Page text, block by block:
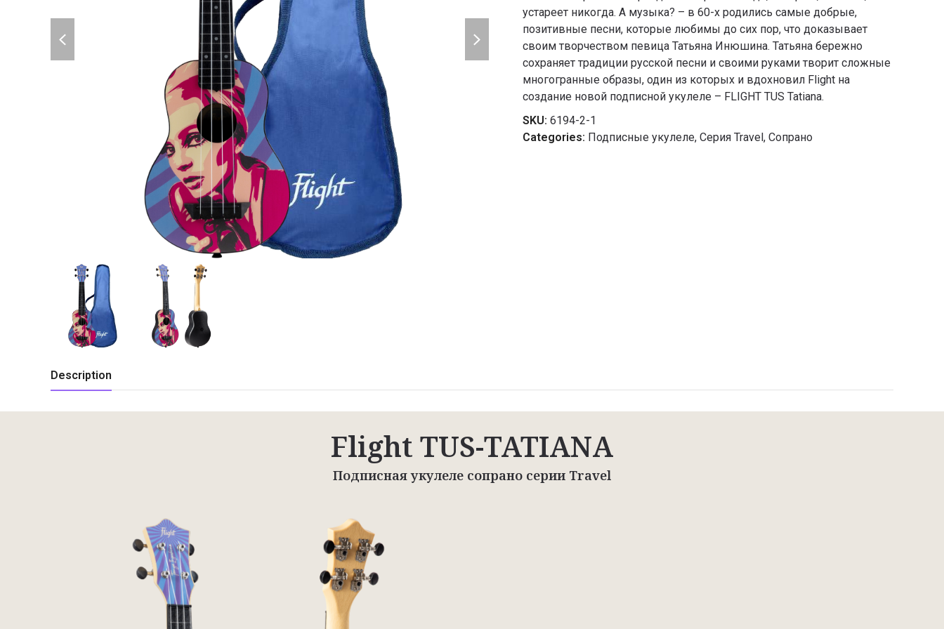
slide
slide
устареет никогда. А музыка? – в 60-х родились самые добрые,
позитивные песни, которые любимы до сих пор, что доказывает
своим творчеством певица Татьяна Инюшина. Татьяна бережно
сохраняет традиции русской песни и своими руками творит сложные
многогранные образы, один из которых и вдохновил Flight на
создание новой подписной укулеле – FLIGHT TUS Tatiana.
SKU: 6194-2-1
Categories: Подписные укулеле, Серия Travel , Сопрано
Description
Flight TUS-TATIANA
Подписная укулеле сопрано серии Travel